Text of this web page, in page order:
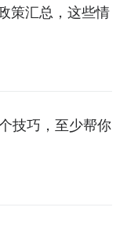
策汇总，这些情
技巧，至少帮你